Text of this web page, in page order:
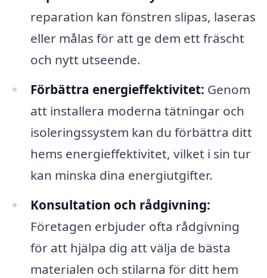
reparation kan fönstren slipas, laseras
eller målas för att ge dem ett fräscht
och nytt utseende.
Förbättra energieffektivitet: Genom
att installera moderna tätningar och
isoleringssystem kan du förbättra ditt
hems energieffektivitet, vilket i sin tur
kan minska dina energiutgifter.
Konsultation och rådgivning:
Företagen erbjuder ofta rådgivning
för att hjälpa dig att välja de bästa
materialen och stilarna för ditt hem